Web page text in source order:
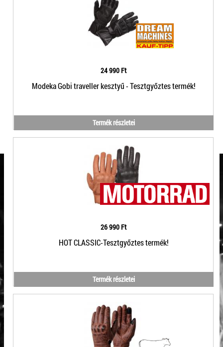
24 990 Ft
Modeka Gobi traveller kesztyű - Tesztgyőztes termék!
Termék részletei
26 990 Ft
HOT CLASSIC-Tesztgyőztes termék!
Termék részletei